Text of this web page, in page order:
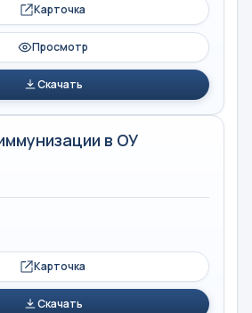
Карточка
Просмотр
Скачать
в ОУ
Карточка
Скачать